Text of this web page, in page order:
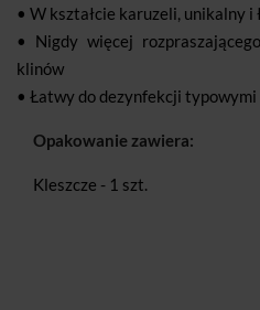
• W kształcie karuzeli, unikalny i
• Nigdy więcej
klinów
• Łatwy do dezynfekcji
Opakowanie zawiera:
Kleszcze - 1 szt.